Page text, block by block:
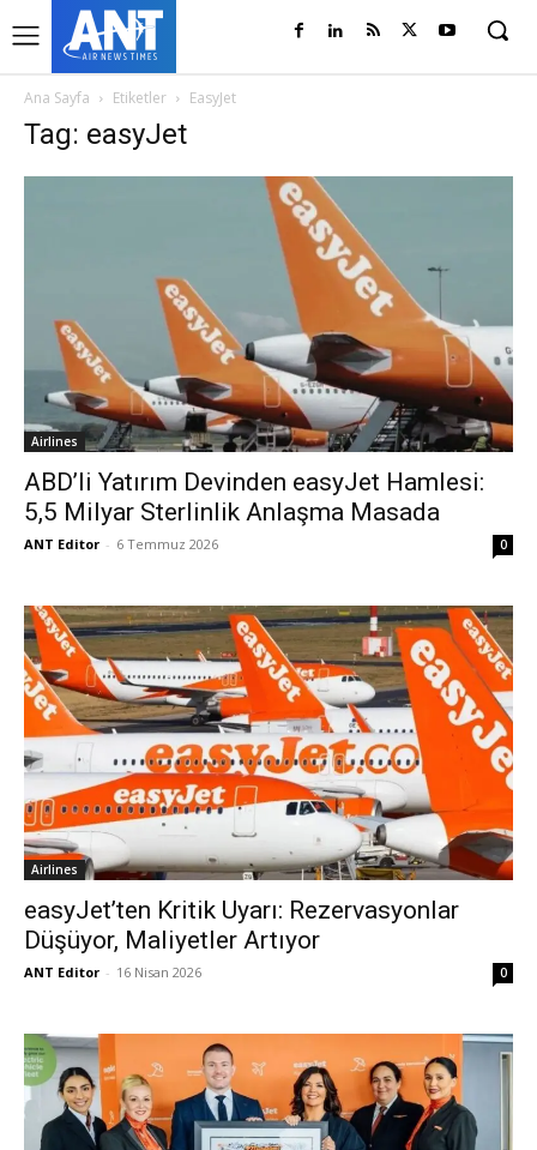
Ana Sayfa Etiketler EasyJet
Tag: easyJet
Airlines
ABD’li Yatırım Devinden easyJet Hamlesi:
5,5 Milyar Sterlinlik Anlaşma Masada
ANT Editor - 6 Temmuz 2026 0
Airlines
easyJet’ten Kritik Uyarı: Rezervasyonlar
Düşüyor, Maliyetler Artıyor
ANT Editor - 16 Nisan 2026 0